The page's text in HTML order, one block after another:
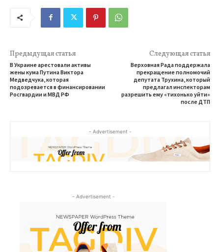
Предыдущая статья
В Украине арестовали активы
жены кума Путина Виктора
Медведчука, которая
подозревается в финансировании
Росгвардии и МВД РФ
Следующая статья
Верховная Рада поддержала
прекращение полномочий
депутата Трухина, который
предлагал инспекторам
разрешить ему «тихонько уйти»
после ДТП
- Advertisement -
- Advertisement -